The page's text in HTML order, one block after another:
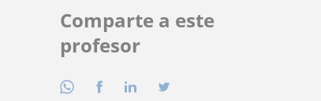
Comparte a este
profesor